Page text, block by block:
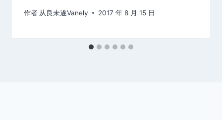
作者 从良未遂Vanely 2017 年 8 月 15 日